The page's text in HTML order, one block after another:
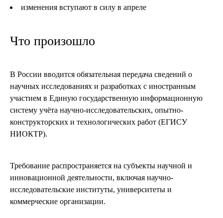
изменения вступают в силу в апреле
Что произошло
В России вводится обязательная передача сведений о
научных исследованиях и разработках с иностранным
участием в Единую государственную информационную
систему учёта научно-исследовательских, опытно-
конструкторских и технологических работ (ЕГИСУ
НИОКТР).
Требование распространяется на субъекты научной и
инновационной деятельности, включая научно-
исследовательские институты, университеты и
коммерческие организации.